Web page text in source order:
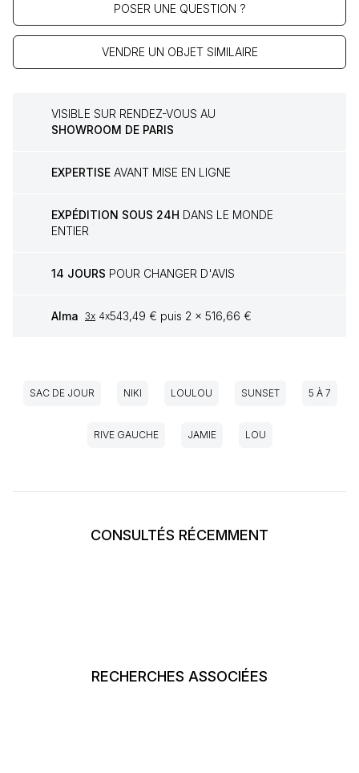
POSER UNE QUESTION ?
VENDRE UN OBJET SIMILAIRE
VISIBLE SUR RENDEZ-VOUS AU
SHOWROOM DE PARIS
EXPERTISE AVANT MISE EN LIGNE
EXPÉDITION SOUS 24H DANS LE MONDE
ENTIER
14 JOURS POUR CHANGER D'AVIS
Alma 3x 4x543,49 € puis 2 x 516,66 €
SAC DE JOUR NIKI LOULOU SUNSET 5 À 7
RIVE GAUCHE JAMIE LOU
CONSULTÉS RÉCEMMENT
RECHERCHES ASSOCIÉES